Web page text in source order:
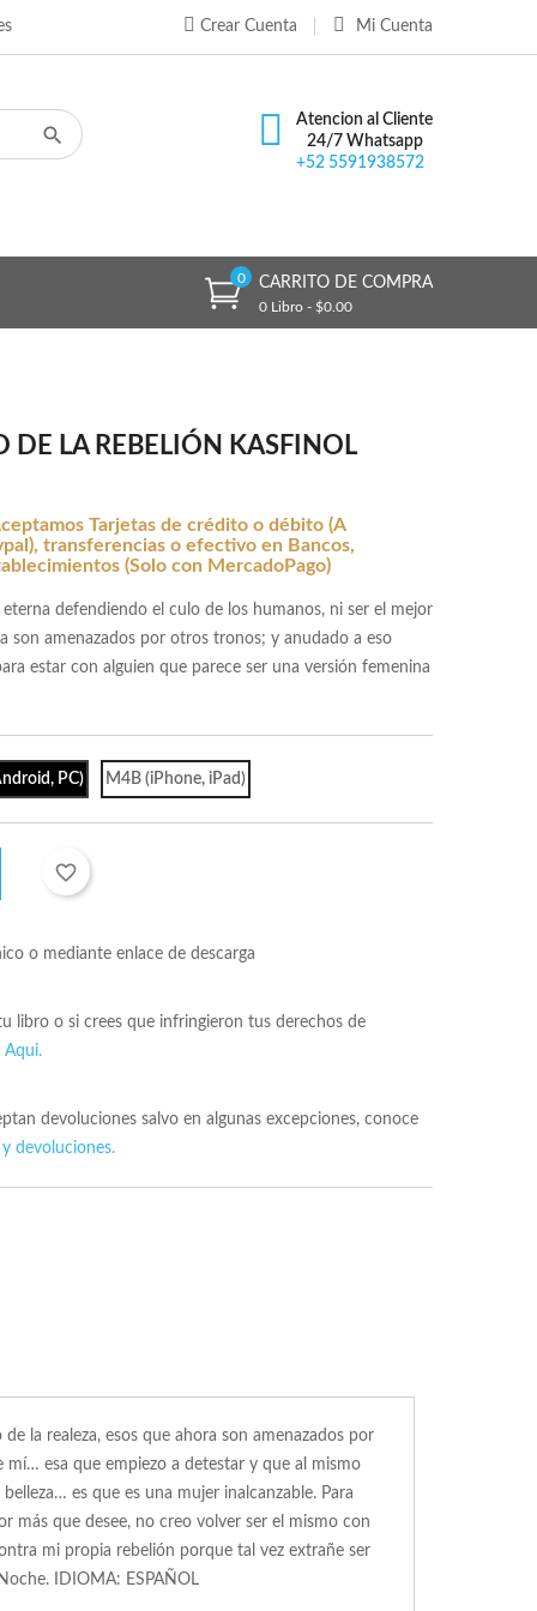
×
×
×
Mi Cuenta
Crear Cuenta
Atencion al Cliente
24/7 Whatsapp
+52 5591938572
CARRITO DE COMPRA
0 Libro - $0.00
0
DE LA REBELIÓN KASFINOL
Tarjetas de crédito o débito (A
transferencias o efectivo en Bancos,
(Solo con MercadoPago)
defendiendo el culo de los humanos, ni ser el mejor
son amenazados por otros tronos; y anudado a eso
estar con alguien que parece ser una versión femenina
PC) M4B (iPhone, iPad)
favorite_border
o mediante enlace de descarga
libro o si crees que infringieron tus derechos de
Aqui.
devoluciones salvo en algunas excepciones, conoce
y devoluciones.
la realeza, esos que ahora son amenazados por
esa que empiezo a detestar y que al mismo
es que es una mujer inalcanzable. Para
más que desee, no creo volver ser el mismo con
mi propia rebelión porque tal vez extrañe ser
IDIOMA: ESPAÑOL